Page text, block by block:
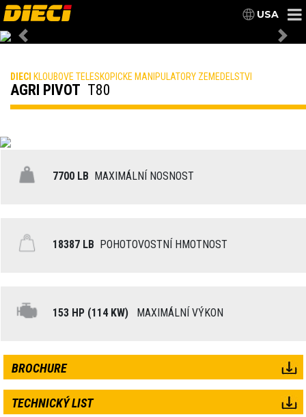
USA
Previous
DIECI KLOUBOVE TELESKOPICKE MANIPULATORY ZEMEDELSTVI
AGRI PIVOT T80
7700 LB MAXIMÁLNÍ NOSNOST
18387 LB POHOTOVOSTNÍ HMOTNOST
153 HP (114 KW) MAXIMÁLNÍ VÝKON
BROCHURE
TECHNICKÝ LIST